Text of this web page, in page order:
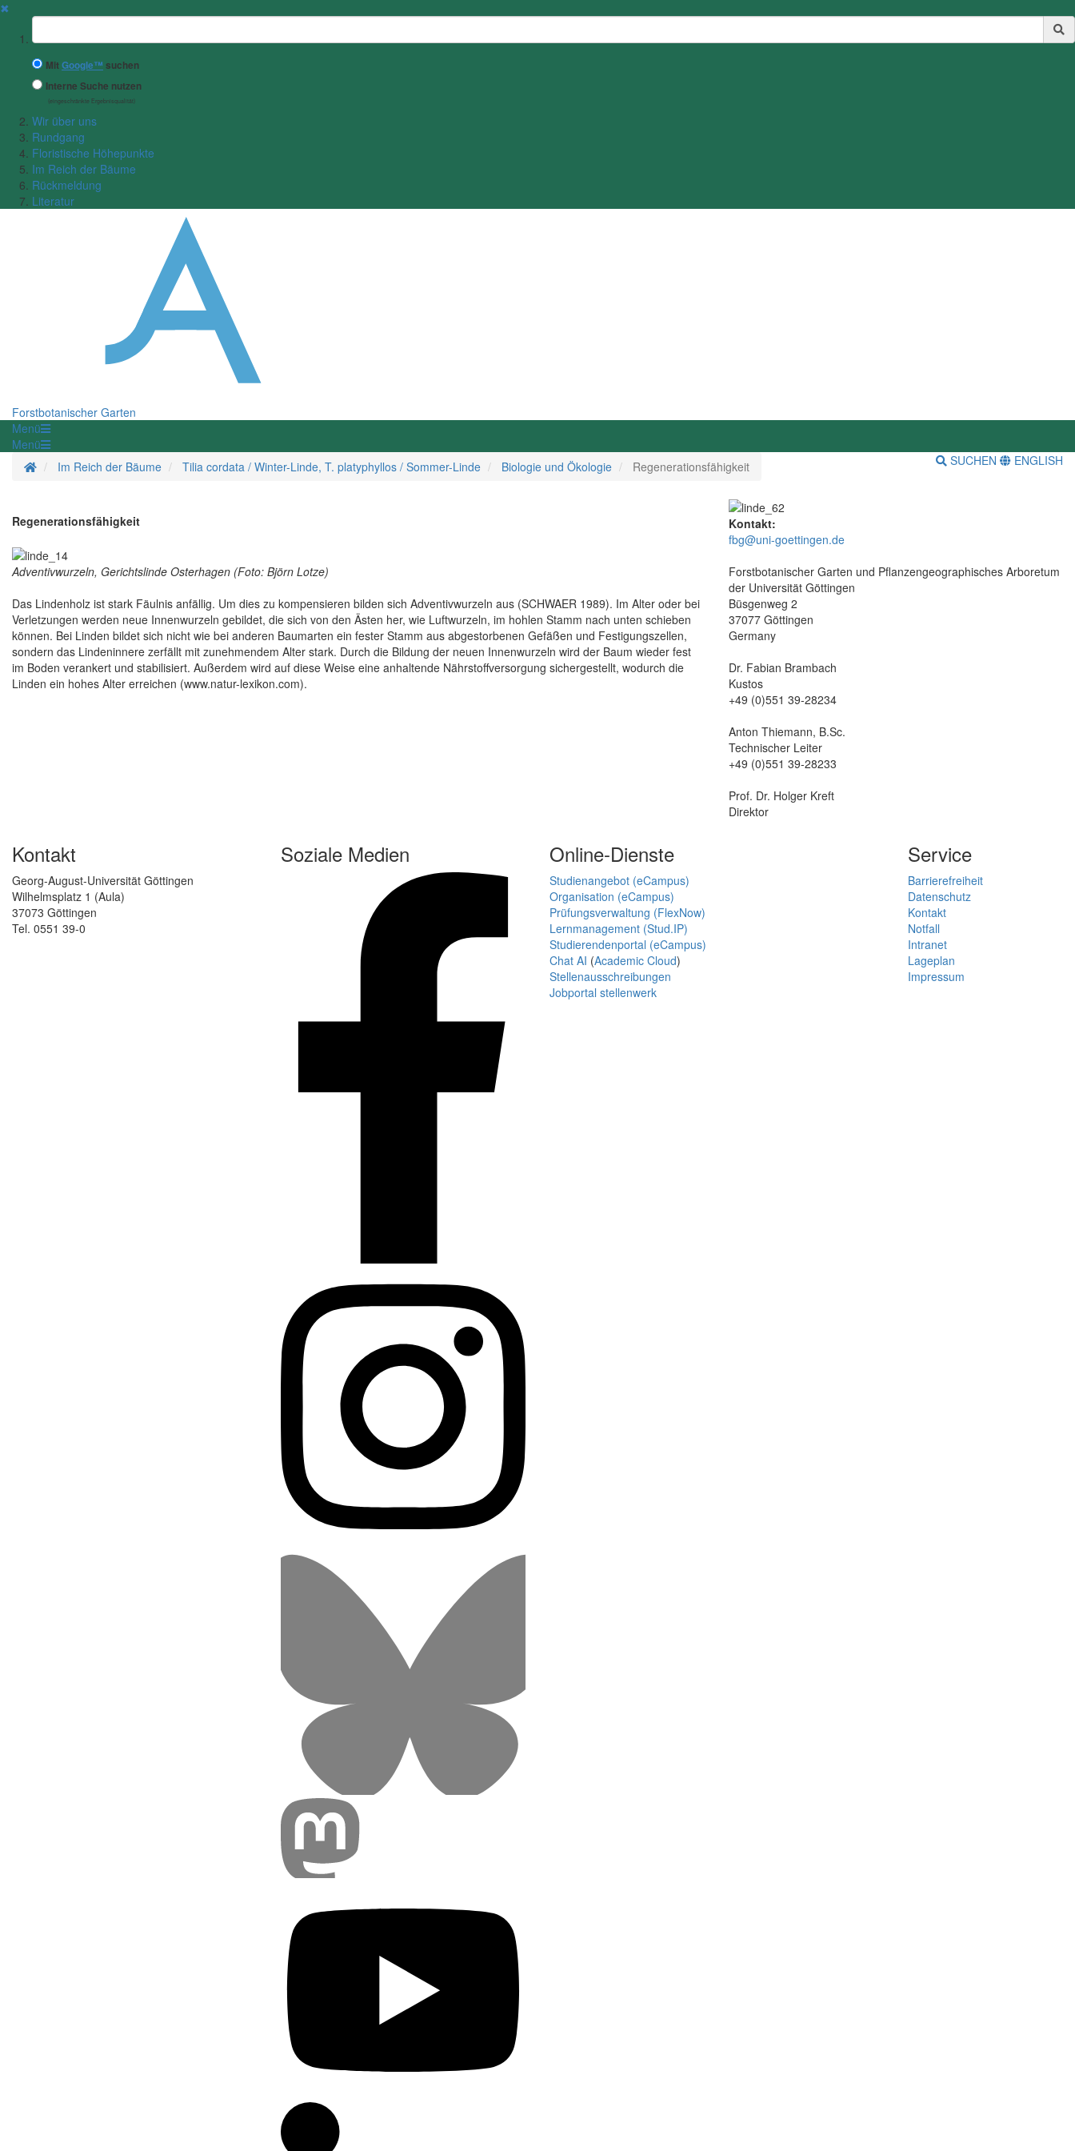
✖
Suchbegriff
MitGoogle™ suchen
Interne Suche nutzen
(eingeschränkte Ergebnisqualität)
Wir über uns
Rundgang
Floristische Höhepunkte
Im Reich der Bäume
Rückmeldung
Literatur
Forstbotanischer Garten
Menü
Menü
StartseiteIm Reich der Bäume Tilia cordata / Winter-Linde, T. platyphyllos / Sommer-Linde Biologie und Ökologie Regenerationsfähigkeit SUCHEN ENGLISH
Regenerationsfähigkeit
Adventivwurzeln, Gerichtslinde Osterhagen (Foto: Björn Lotze)
Das Lindenholz ist stark Fäulnis anfällig. Um dies zu kompensieren bilden sich Adventivwurzeln aus (SCHWAER 1989). Im Alter oder bei
Verletzungen werden neue Innenwurzeln gebildet, die sich von den Ästen her, wie Luftwurzeln, im hohlen Stamm nach unten schieben
können. Bei Linden bildet sich nicht wie bei anderen Baumarten ein fester Stamm aus abgestorbenen Gefäßen und Festigungszellen,
sondern das Lindeninnere zerfällt mit zunehmendem Alter stark. Durch die Bildung der neuen Innenwurzeln wird der Baum wieder fest
im Boden verankert und stabilisiert. Außerdem wird auf diese Weise eine anhaltende Nährstoffversorgung sichergestellt, wodurch die
Linden ein hohes Alter erreichen (www.natur-lexikon.com).
Kontakt:
fbg@uni-goettingen.de
Forstbotanischer Garten und Pflanzengeographisches Arboretum
der Universität Göttingen
Büsgenweg 2
37077 Göttingen
Germany
Dr. Fabian Brambach
Kustos
+49 (0)551 39-28234
Anton Thiemann, B.Sc.
Technischer Leiter
+49 (0)551 39-28233
Prof. Dr. Holger Kreft
Direktor
Kontakt
Georg-August-Universität Göttingen
Wilhelmsplatz 1 (Aula)
37073 Göttingen
Tel. 0551 39-0
Soziale Medien Online-Dienste
Studienangebot (eCampus)
Organisation (eCampus)
Prüfungsverwaltung (FlexNow)
Lernmanagement (Stud.IP)
Studierendenportal (eCampus)
Chat AI (Academic Cloud)
Stellenausschreibungen
Jobportal stellenwerk
Service
Barrierefreiheit
Datenschutz
Kontakt
Notfall
Intranet
Lageplan
Impressum